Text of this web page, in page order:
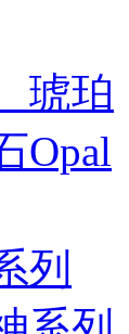
琥珀
Opal
列